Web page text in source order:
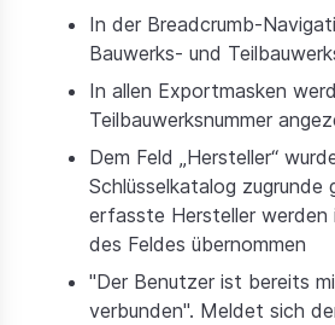
In der Breadcrumb-
Bauwerks- und
In allen Exportmasken
Teilbauwerksnummer
Dem Feld „Hersteller“
Schlüsselkatalog zugrunde
erfasste Hersteller
des Feldes übernommen
"Der Benutzer ist bereits
verbunden". Meldet sich